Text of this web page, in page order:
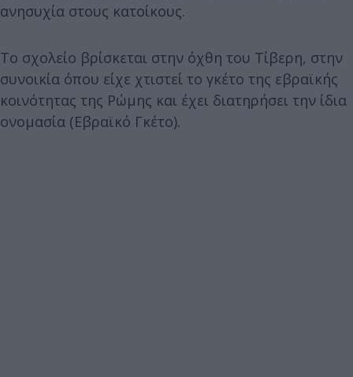
ανησυχία στους κατοίκους.
Το σχολείο βρίσκεται στην όχθη του Τίβερη, στην
συνοικία όπου είχε χτιστεί το γκέτο της εβραϊκής
κοινότητας της Ρώμης και έχει διατηρήσει την ίδια
ονομασία (Εβραϊκό Γκέτο).